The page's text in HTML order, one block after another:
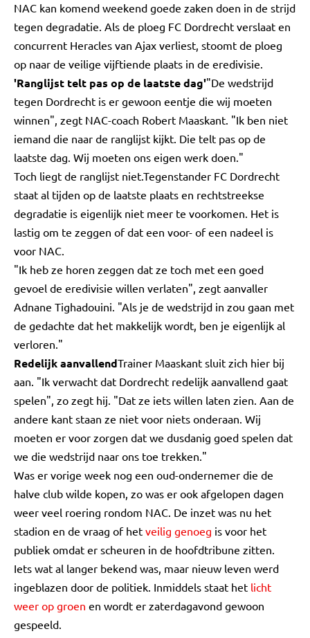
NAC kan komend weekend goede zaken doen in de strijd
tegen degradatie. Als de ploeg FC Dordrecht verslaat en
concurrent Heracles van Ajax verliest, stoomt de ploeg
op naar de veilige vijftiende plaats in de eredivisie.
'Ranglijst telt pas op de laatste dag'"De wedstrijd
tegen Dordrecht is er gewoon eentje die wij moeten
winnen", zegt NAC-coach Robert Maaskant. "Ik ben niet
iemand die naar de ranglijst kijkt. Die telt pas op de
laatste dag. Wij moeten ons eigen werk doen."
Toch liegt de ranglijst niet.Tegenstander FC Dordrecht
staat al tijden op de laatste plaats en rechtstreekse
degradatie is eigenlijk niet meer te voorkomen. Het is
lastig om te zeggen of dat een voor- of een nadeel is
voor NAC.
"Ik heb ze horen zeggen dat ze toch met een goed
gevoel de eredivisie willen verlaten", zegt aanvaller
Adnane Tighadouini. "Als je de wedstrijd in zou gaan met
de gedachte dat het makkelijk wordt, ben je eigenlijk al
verloren."
Redelijk aanvallendTrainer Maaskant sluit zich hier bij
aan. "Ik verwacht dat Dordrecht redelijk aanvallend gaat
spelen", zo zegt hij. "Dat ze iets willen laten zien. Aan de
andere kant staan ze niet voor niets onderaan. Wij
moeten er voor zorgen dat we dusdanig goed spelen dat
we die wedstrijd naar ons toe trekken."
Was er vorige week nog een oud-ondernemer die de
halve club wilde kopen, zo was er ook afgelopen dagen
weer veel roering rondom NAC. De inzet was nu het
stadion en de vraag of het veilig genoeg is voor het
publiek omdat er scheuren in de hoofdtribune zitten.
Iets wat al langer bekend was, maar nieuw leven werd
ingeblazen door de politiek. Inmiddels staat het licht
weer op groen en wordt er zaterdagavond gewoon
gespeeld.